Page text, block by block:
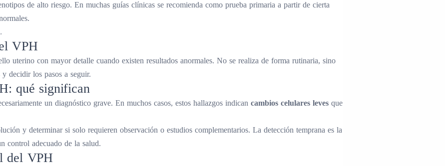
de alto riesgo. En muchas guías clínicas se recomienda como prueba primaria a partir de cierta
VPH
uterino con mayor detalle cuando existen resultados anormales. No se realiza de forma rutinaria, sino
decidir los pasos a seguir.
qué significan
un diagnóstico grave. En muchos casos, estos hallazgos indican cambios celulares leves que
y determinar si solo requieren observación o estudios complementarios. La detección temprana es la
control adecuado de la salud.
del VPH